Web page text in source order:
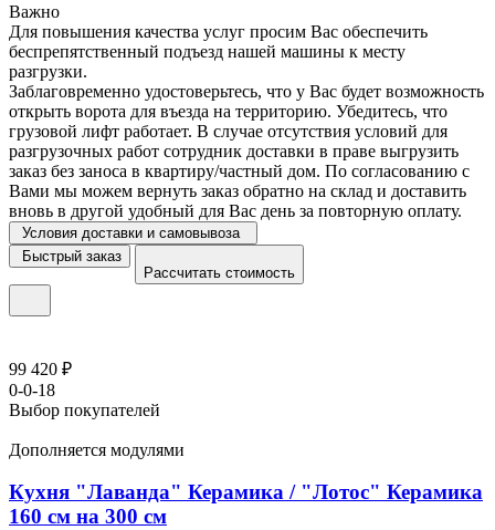
Важно
Для повышения качества услуг просим Вас обеспечить
беспрепятственный подъезд нашей машины к месту
разгрузки.
Заблаговременно удостоверьтесь, что у Вас будет возможность
открыть ворота для въезда на территорию. Убедитесь, что
грузовой лифт работает. В случае отсутствия условий для
разгрузочных работ сотрудник доставки в праве выгрузить
заказ без заноса в квартиру/частный дом. По согласованию с
Вами мы можем вернуть заказ обратно на склад и доставить
вновь в другой удобный для Вас день за повторную оплату.
Условия доставки и самовывоза
Быстрый заказ
Рассчитать стоимость
99 420 ₽
0-0-18
Выбор покупателей
Дополняется модулями
Кухня "Лаванда" Керамика / "Лотос" Керамика
160 см на 300 см